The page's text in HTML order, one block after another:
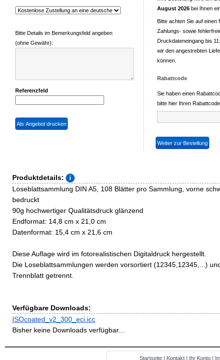
Bitte Details im Bemerkungsfeld angeben
(ohne Gewähr):
Referenzfeld
August 2026 bei Ihnen
Bitte achten Sie auf einen
Zahlungs- sowie
Druckdateneingang bis
wir den angestrebten
können.
Rabattcode
Sie haben einen
bitte hier Ihren
Produktdetails:
Loseblattsammlung DIN A5, 108 Blätter pro Sammlung, vorne
bedruckt
90g hochwertiger Qualitätsdruck glänzend
Endformat: 14,8 cm x 21,0 cm
Datenformat: 15,4 cm x 21,6 cm
Diese Auflage wird im fotorealistischen Digitaldruck hergestellt.
Die Loseblattsammlungen werden vorsortiert (12345,12345,...)
Trennblatt getrennt.
Verfügbare Downloads:
ISOcoated_v2_300_eci.icc
Bisher keine Downloads verfügbar...
Startseite | Kontakt | Ihr Konto |